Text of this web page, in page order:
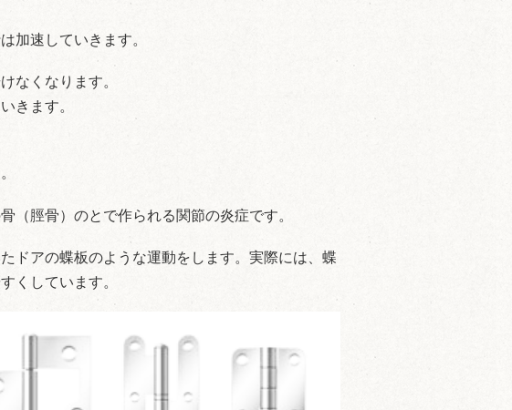
加速していきます。
なくなります。
きます。
（脛骨）のとで作られる関節の炎症です。
ドアの蝶板のような運動をします。実際には、蝶
くしています。